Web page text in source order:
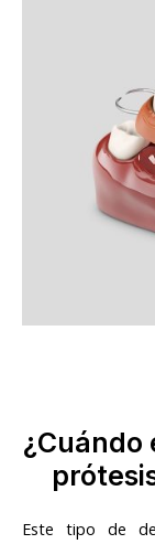
¿Cuándo
Este tipo de